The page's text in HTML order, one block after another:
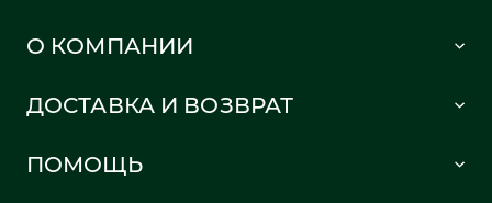
О КОМПАНИИ
Политика в отношении обработки персональных данных
ДОСТАВКА И ВОЗВРАТ
Информация о доставке
ПОМОЩЬ